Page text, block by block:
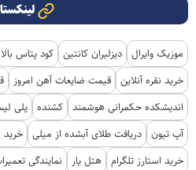
موزیک وایرال دیزلیران کانتین کود پتاس بالا
خرید نقره آنلاین قیمت ضایعات آهن امروز
اندیشکده حکمرانی هوشمند کشنده پلی
آپ تیون دریافت طلای آبشده از میلی خرید
خرید استارز تلگرام هتل یار نمایندگی